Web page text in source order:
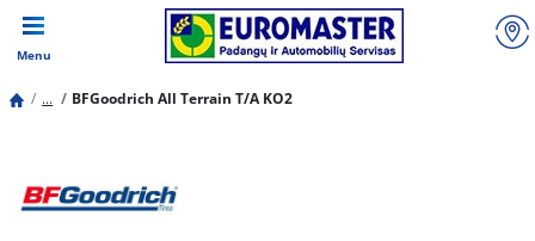
Menu
... BFGoodrich All Terrain T/A KO2